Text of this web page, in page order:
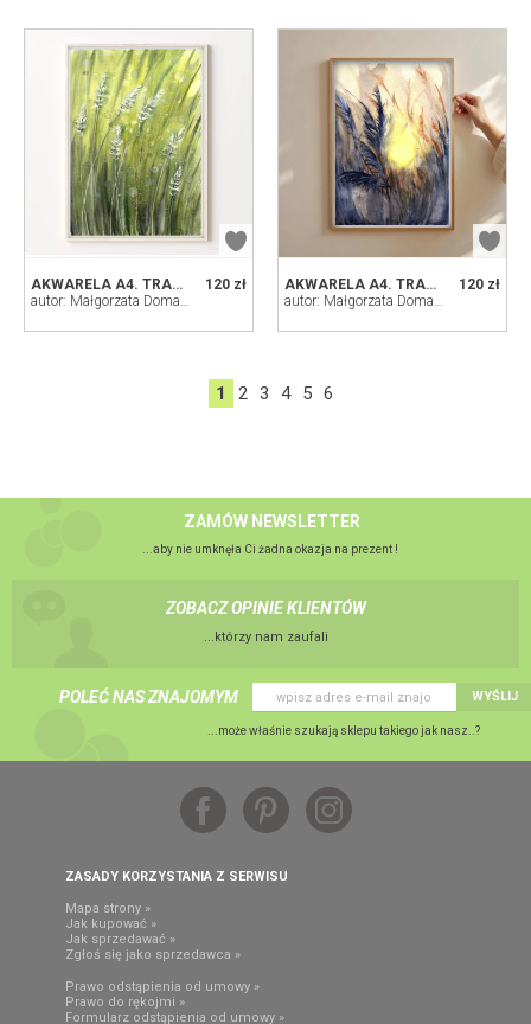
120 zł
AKWARELA A4. TRAWY
autor: Małgorzata Domańska ART
120 zł
AKWARELA A4. TRAWY
autor: Małgorzata Domańska ART
1 2 3 4 5 6
ZAMÓW NEWSLETTER
...aby nie umknęła Ci żadna okazja na prezent !
ZOBACZ OPINIE KLIENTÓW
...którzy nam zaufali
POLEĆ NAS ZNAJOMYM WYŚLIJ
...może właśnie szukają sklepu takiego jak nasz..?
ZASADY KORZYSTANIA Z SERWISU
Mapa strony »
Jak kupować »
Jak sprzedawać »
Zgłoś się jako sprzedawca »
Prawo odstąpienia od umowy »
Prawo do rękojmi »
Formularz odstąpienia od umowy »